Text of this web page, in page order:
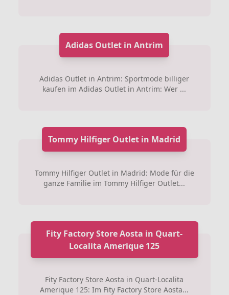
Adidas Outlet in Antrim
Adidas Outlet in Antrim: Sportmode billiger
kaufen im Adidas Outlet in Antrim: Wer ...
Tommy Hilfiger Outlet in Madrid
Tommy Hilfiger Outlet in Madrid: Mode für die
ganze Familie im Tommy Hilfiger Outlet...
Fity Factory Store Aosta in Quart-
Localita Amerique 125
Fity Factory Store Aosta in Quart-Localita
Amerique 125: Im Fity Factory Store Aosta...